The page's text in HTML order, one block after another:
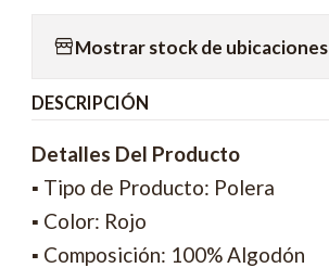
Mostrar stock de ubicaciones
DESCRIPCIÓN
Detalles Del Producto
▪ Tipo de Producto: Polera
▪ Color: Rojo
▪ Composición: 100% Algodón